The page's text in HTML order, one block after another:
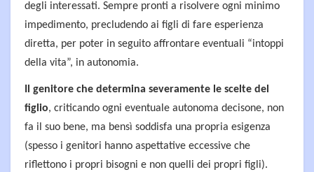
degli interessati. Sempre pronti a risolvere ogni minimo
impedimento, precludendo ai figli di fare esperienza
diretta, per poter in seguito affrontare eventuali “intoppi
della vita”, in autonomia.
Il genitore che determina severamente le scelte del
figlio, criticando ogni eventuale autonoma decisone, non
fa il suo bene, ma bensì soddisfa una propria esigenza
(spesso i genitori hanno aspettative eccessive che
riflettono i propri bisogni e non quelli dei propri figli).